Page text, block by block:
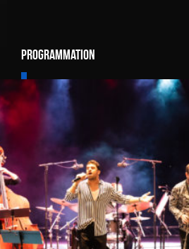
Programmation
8 août
Walter Ricci